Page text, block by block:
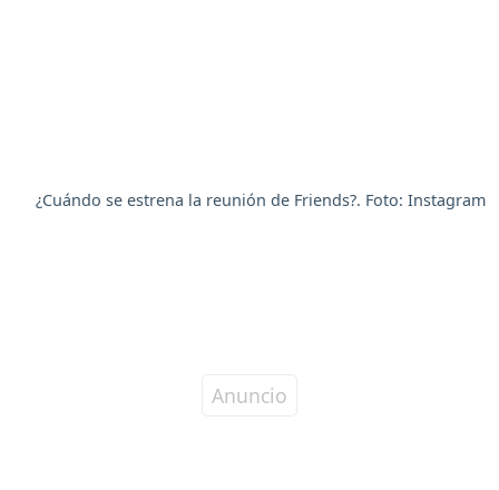
¿Cuándo se estrena la reunión de Friends?. Foto: Instagram